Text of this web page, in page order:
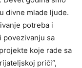
divne mlade ljude.
potreba i
povezivanju sa
koje rade sa
priči“,